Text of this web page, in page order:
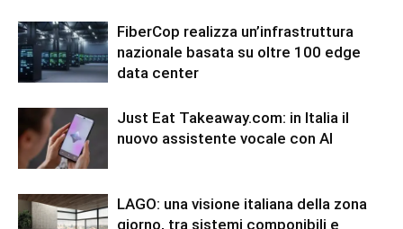
FiberCop realizza un’infrastruttura
nazionale basata su oltre 100 edge
data center
Just Eat Takeaway.com: in Italia il
nuovo assistente vocale con AI
LAGO: una visione italiana della zona
giorno, tra sistemi componibili e